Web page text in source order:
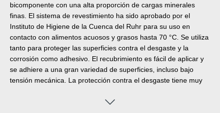
bicomponente con una alta proporción de cargas minerales
finas. El sistema de revestimiento ha sido aprobado por el
Instituto de Higiene de la Cuenca del Ruhr para su uso en
contacto con alimentos acuosos y grasos hasta 70 °C. Se utiliza
tanto para proteger las superficies contra el desgaste y la
corrosión como adhesivo. El recubrimiento es fácil de aplicar y
se adhiere a una gran variedad de superficies, incluso bajo
tensión mecánica. La protección contra el desgaste tiene muy
amplia variedad de piezas, como bombas, transportadores,